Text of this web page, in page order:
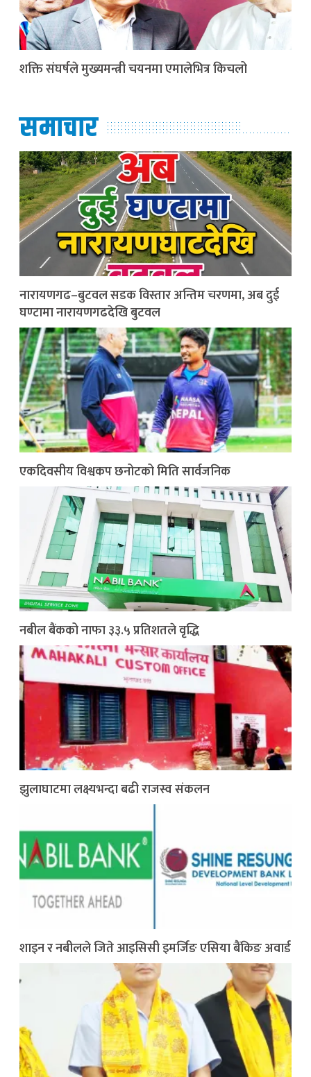
शक्ति संघर्षले मुख्यमन्त्री चयनमा एमालेभित्र किचलो
समाचार
नारायणगढ–बुटवल सडक विस्तार अन्तिम चरणमा, अब दुई
घण्टामा नारायणगढदेखि बुटवल
एकदिवसीय विश्वकप छनोटको मिति सार्वजनिक
नबील बैंकको नाफा ३३.५ प्रतिशतले वृद्धि
झुलाघाटमा लक्ष्यभन्दा बढी राजस्व संकलन
शाइन र नबीलले जिते आइसिसी इमर्जिङ एसिया बैंकिङ अवार्ड